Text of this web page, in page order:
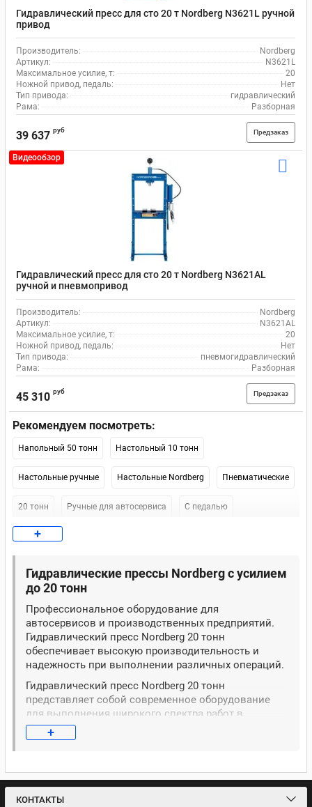
Гидравлический пресс для сто 20 т Nordberg N3621L ручной
привод
Производитель:
Nordberg
Артикул:
N3621L
Максимальное усилие, т:
20
Ножной привод, педаль:
Нет
Тип привода:
гидравлический
Рама:
Разборная
39 637 руб Предзаказ
Видеообзор
Гидравлический пресс для сто 20 т Nordberg N3621AL
ручной и пневмопривод
Производитель:
Nordberg
Артикул:
N3621AL
Максимальное усилие, т:
20
Ножной привод, педаль:
Нет
Тип привода:
пневмогидравлический
Рама:
Разборная
45 310 руб Предзаказ
Рекомендуем посмотреть:
Напольный 50 тонн Настольный 10 тонн
Настольные ручные Настольные Nordberg Пневматические
20 тонн Ручные для автосервиса С педалью
Ножной 20 тонн
Atis 10 тонн 300 мм
12 тонн 150 тонн KraftWell 20 тонн Ручной 20 тонн
Станкоимпорт 20 тонн Для гаража 20 тонн KraftWell 30 тонн
Mega 30 тонн 40 тонн 50 тонн 60 тонн
+
Гидравлические прессы Nordberg с усилием
до 20 тонн
Профессиональное оборудование для
автосервисов и производственных предприятий.
Гидравлический пресс Nordberg 20 тонн
обеспечивает высокую производительность и
надежность при выполнении различных операций.
Гидравлический пресс Nordberg 20 тонн
представляет собой современное оборудование
для выполнения широкого спектра работ в
условиях автосервиса, производственного цеха или
ремонтной мастерской. Модели серии N3620,
сочетанием мощности и функциональности.
Гидравлический пресс 20т Nordberg предназначен
для запрессовки и выпрессовки подшипников,
+
КОНТАКТЫ